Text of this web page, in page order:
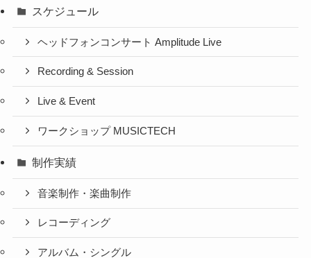
スケジュール
ヘッドフォンコンサート Amplitude Live
Recording & Session
Live & Event
ワークショップ MUSICTECH
制作実績
音楽制作・楽曲制作
レコーディング
アルバム・シングル